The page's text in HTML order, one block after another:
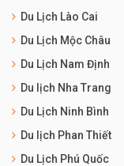
Du Lịch Lào Cai
Du Lịch Mộc Châu
Du Lịch Nam Định
Du lịch Nha Trang
Du Lịch Ninh Bình
Du lịch Phan Thiết
Du Lịch Phú Quốc